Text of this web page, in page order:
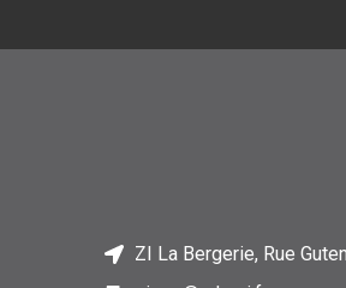
o
ZI La Bergerie, Rue